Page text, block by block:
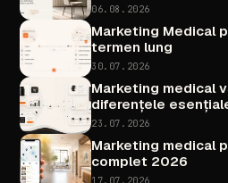
06.08.2026
Marketing Medical
termen lung
30.07.2026
Marketing medical
diferențele
23.07.2026
Marketing medical
complet 2026